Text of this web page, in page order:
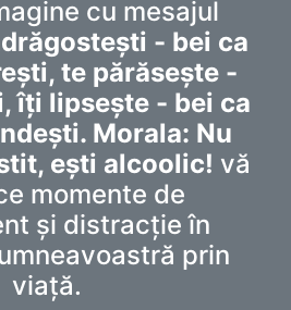
cu mesajul
- bei ca
te părăsește -
îți lipsește - bei ca
Morala: Nu
ești alcoolic! vă
momente de
și distracție în
prin
viață.